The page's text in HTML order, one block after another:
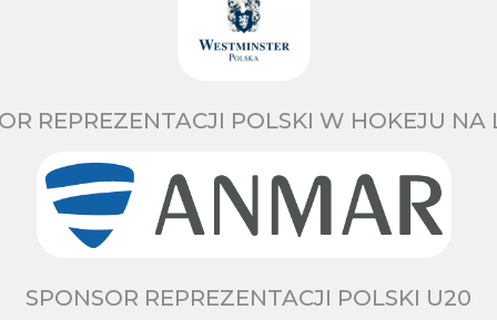
REPREZENTACJI POLSKI W HOKEJU NA
SPONSOR REPREZENTACJI POLSKI U20